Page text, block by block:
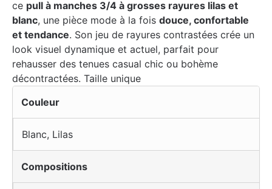
ce pull à manches 3/4 à grosses rayures lilas et
blanc, une pièce mode à la fois douce, confortable
et tendance. Son jeu de rayures contrastées crée un
look visuel dynamique et actuel, parfait pour
rehausser des tenues casual chic ou bohème
décontractées. Taille unique
Couleur
Blanc, Lilas
Compositions